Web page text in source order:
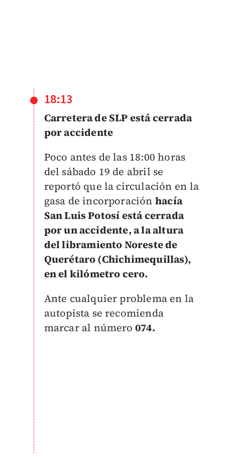
18:13
Carretera de SLP está cerrada
por accidente
Poco antes de las 18:00 horas
del sábado 19 de abril se
reportó que la circulación en la
gasa de incorporación hacía
San Luis Potosí está cerrada
por un accidente, a la altura
del libramiento Noreste de
Querétaro (Chichimequillas),
en el kilómetro cero.
Ante cualquier problema en la
autopista se recomienda
marcar al número 074.